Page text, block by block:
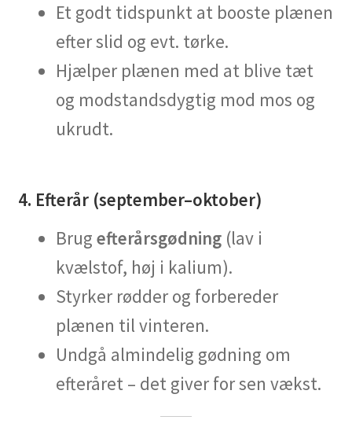
Et godt tidspunkt at booste plænen
efter slid og evt. tørke.
Hjælper plænen med at blive tæt
og modstandsdygtig mod mos og
ukrudt.
4. Efterår (september–oktober)
Brug efterårsgødning(lav i
kvælstof, høj i kalium).
Styrker rødder og forbereder
plænen til vinteren.
Undgå almindelig gødning om
efteråret – det giver for sen vækst.